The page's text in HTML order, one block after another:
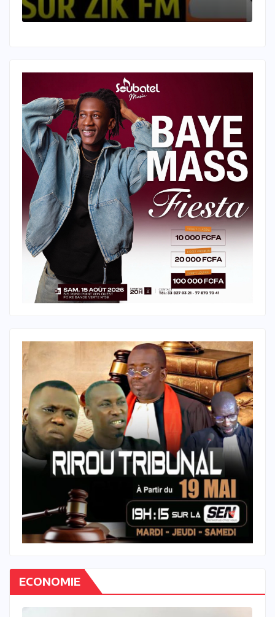
ECONOMIE